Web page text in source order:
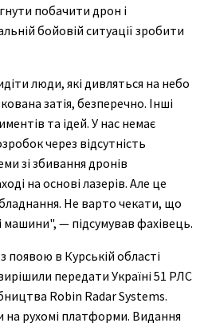
побачити дрон і
бойовій ситуації зробити
люди, які дивляться на небо
затія, безперечно. Інші
та ідей. У нас немає
через відсутність
зі збивання дронів
на основі лазерів. Але це
Не варто чекати, що
— підсумував фахівець.
в Курській області
передати Україні 51 РЛС
Robin Radar Systems.
на рухомі платформи. Видання